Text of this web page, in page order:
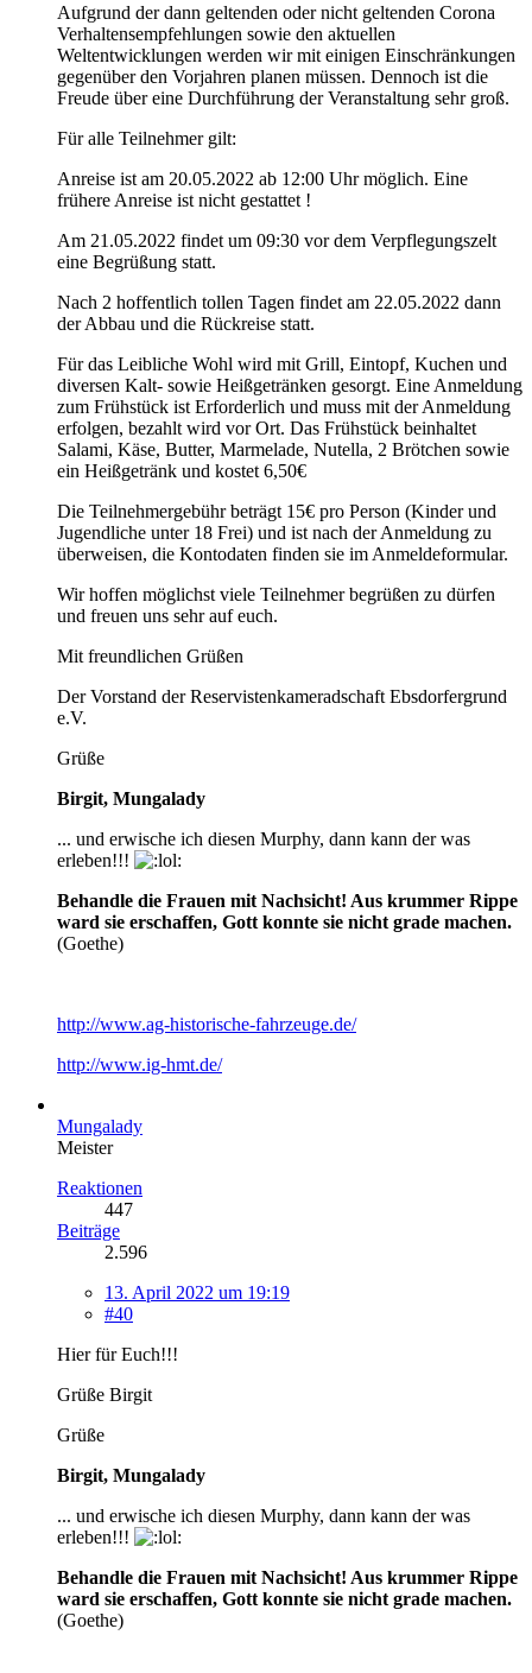
Aufgrund der dann geltenden oder nicht geltenden Corona
Verhaltensempfehlungen sowie den aktuellen
Weltentwicklungen werden wir mit einigen Einschränkungen
gegenüber den Vorjahren planen müssen. Dennoch ist die
Freude über eine Durchführung der Veranstaltung sehr groß.
Für alle Teilnehmer gilt:
Anreise ist am 20.05.2022 ab 12:00 Uhr möglich. Eine
frühere Anreise ist nicht gestattet !
Am 21.05.2022 findet um 09:30 vor dem Verpflegungszelt
eine Begrüßung statt.
Nach 2 hoffentlich tollen Tagen findet am 22.05.2022 dann
der Abbau und die Rückreise statt.
Für das Leibliche Wohl wird mit Grill, Eintopf, Kuchen und
diversen Kalt- sowie Heißgetränken gesorgt. Eine Anmeldung
zum Frühstück ist Erforderlich und muss mit der Anmeldung
erfolgen, bezahlt wird vor Ort. Das Frühstück beinhaltet
Salami, Käse, Butter, Marmelade, Nutella, 2 Brötchen sowie
ein Heißgetränk und kostet 6,50€
Die Teilnehmergebühr beträgt 15€ pro Person (Kinder und
Jugendliche unter 18 Frei) und ist nach der Anmeldung zu
überweisen, die Kontodaten finden sie im Anmeldeformular.
Wir hoffen möglichst viele Teilnehmer begrüßen zu dürfen
und freuen uns sehr auf euch.
Mit freundlichen Grüßen
Der Vorstand der Reservistenkameradschaft Ebsdorfergrund
e.V.
Grüße
Birgit, Mungalady
... und erwische ich diesen Murphy, dann kann der was
erleben!!!
Behandle die Frauen mit Nachsicht! Aus krummer Rippe
ward sie erschaffen, Gott konnte sie nicht grade machen.
(Goethe)
http://www.ag-historische-fahrzeuge.de/
http://www.ig-hmt.de/
Mungalady
Meister
Reaktionen
447
Beiträge
2.596
13. April 2022 um 19:19
#40
Hier für Euch!!!
Grüße Birgit
Grüße
Birgit, Mungalady
... und erwische ich diesen Murphy, dann kann der was
erleben!!!
Behandle die Frauen mit Nachsicht! Aus krummer Rippe
ward sie erschaffen, Gott konnte sie nicht grade machen.
(Goethe)